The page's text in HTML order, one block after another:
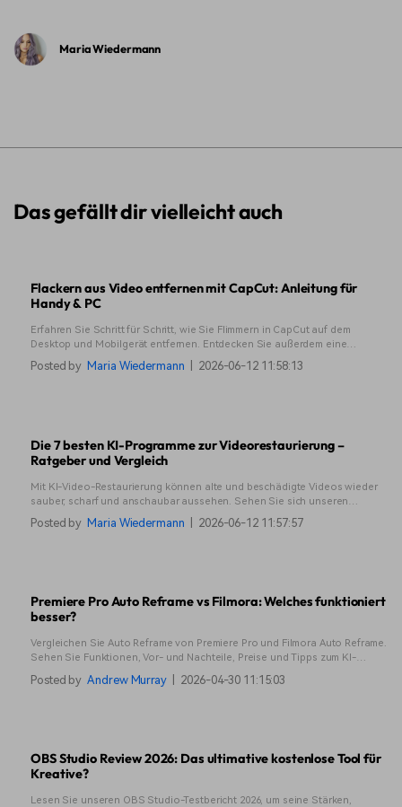
Maria Wiedermann
Das gefällt dir vielleicht auch
Flackern aus Video entfernen mit CapCut: Anleitung für
Handy & PC
Erfahren Sie Schritt für Schritt, wie Sie Flimmern in CapCut auf dem
Desktop und Mobilgerät entfernen. Entdecken Sie außerdem eine
leistungsstärkere Alternative, wenn die CapCut-Anti-Flimmer-Funktion
nicht ausreicht.
Posted by Maria Wiedermann 2026-06-12 11:58:13
Die 7 besten KI-Programme zur Videorestaurierung –
Ratgeber und Vergleich
Mit KI-Video-Restaurierung können alte und beschädigte Videos wieder
sauber, scharf und anschaubar aussehen. Sehen Sie sich unseren
Leitfaden für bewährte Tools und eine verständliche Schritt-für-Schritt-
Anleitung an.
Posted by Maria Wiedermann 2026-06-12 11:57:57
Premiere Pro Auto Reframe vs Filmora: Welches funktioniert
besser?
Vergleichen Sie Auto Reframe von Premiere Pro und Filmora Auto Reframe.
Sehen Sie Funktionen, Vor- und Nachteile, Preise und Tipps zum KI-
Videobeschnitt, um vertikale oder horizontale Videos schnell und effektiv
zu erstellen.
Posted by Andrew Murray 2026-04-30 11:15:03
OBS Studio Review 2026: Das ultimative kostenlose Tool für
Kreative?
Lesen Sie unseren OBS Studio-Testbericht 2026, um seine Stärken,